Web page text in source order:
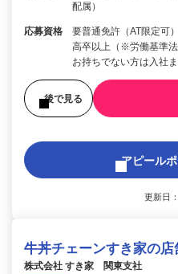
配属）
応募資格
要普通免許（AT限定可
高卒以上（※労働基準
お持ちでない方は入社
後で見る
アピール
更新日
牛丼チェーンすき家の
株式会社 すき家 関東支社